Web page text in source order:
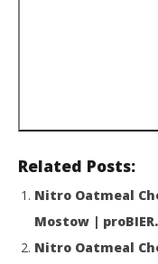
Related Posts:
Nitro Oatmeal
Mostow |
Nitro Oatmeal